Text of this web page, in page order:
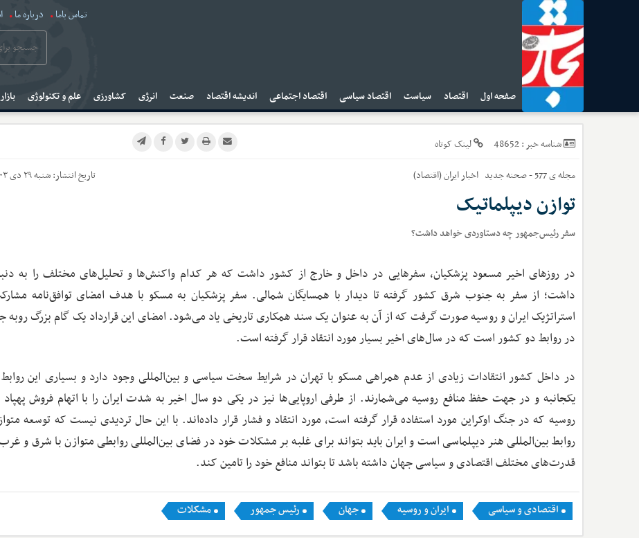
تماس باما درباره ما
صفحه اول اقتصاد سیاست اقتصاد سیاسی اقتصاد اجتماعی اندیشه اقتصاد صنعت انرژی کشاورزی علم و تکنولوژی بازار
شناسه خبر :48652
لینک کوتاه
مجله ی 577 - صحنه جدید
اخبارایران (اقتصاد) تاریخ انتشار:شنبه ۲۹ دی ۱۴۰۳
توازن دیپلماتیک
سفر رئیس‌جمهور چه دستاوردی خواهد داشت؟
در روزهای اخیر مسعود پزشکیان، سفرهایی در داخل و خارج از کشور داشت که هر کدام واکنش‌ها و تحلیل‌های مختلف را به
داشت؛ از سفر به جنوب شرق کشور گرفته تا دیدار با همسایگان شمالی. سفر پزشکیان به مسکو با هدف امضای توافق‌نامه
استراتژیک ایران و روسیه صورت گرفت که از آن به عنوان یک سند همکاری تاریخی یاد می‌شود. امضای این قرارداد یک گام بزرگ روبه
در روابط دو کشور است که در سال‌های اخیر بسیار مورد انتقاد قرار گرفته است.
در داخل کشور انتقادات زیادی از عدم همراهی مسکو با تهران در شرایط سخت سیاسی و بین‌المللی وجود دارد و بسیاری این روابط
یکجانبه و در جهت حفظ منافع روسیه می‌شمارند. از طرفی اروپایی‌ها نیز در یکی دو سال اخیر به شدت ایران را با اتهام فروش پهپاد
روسیه که در جنگ اوکراین مورد استفاده قرار گرفته است، مورد انتقاد و فشار قرار داده‌اند. با این حال تردیدی نیست که توسعه
روابط بین‌المللی هنر دیپلماسی است و ایران باید بتواند برای غلبه بر مشکلات خود در فضای بین‌المللی روابطی متوازن با شرق و
قدرت‌های مختلف اقتصادی و سیاسی جهان داشته باشد تا بتواند منافع خود را تامین کند.
اقتصادی و سیاسی ایران و روسیه جهان رئیس جمهور مشکلات